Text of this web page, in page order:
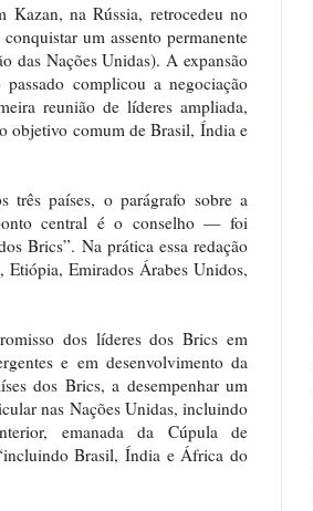
na Rússia, retrocedeu no
um assento permanente
das Nações Unidas). A expansão
complicou a negociação
reunião de líderes ampliada,
objetivo comum de Brasil, Índia e
três países, o parágrafo sobre a
central é o conselho — foi
Brics”. Na prática essa redação
Etiópia, Emirados Árabes Unidos,
dos líderes dos Brics em
e em desenvolvimento da
dos Brics, a desempenhar um
nas Nações Unidas, incluindo
emanada da Cúpula de
Brasil, Índia e África do